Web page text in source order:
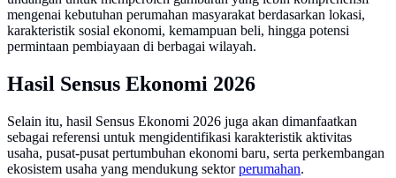
mengenai kebutuhan perumahan masyarakat berdasarkan lokasi,
karakteristik sosial ekonomi, kemampuan beli, hingga potensi
permintaan pembiayaan di berbagai wilayah.
Hasil Sensus Ekonomi 2026
Selain itu, hasil Sensus Ekonomi 2026 juga akan dimanfaatkan
sebagai referensi untuk mengidentifikasi karakteristik aktivitas
usaha, pusat-pusat pertumbuhan ekonomi baru, serta perkembangan
ekosistem usaha yang mendukung sektorperumahan.